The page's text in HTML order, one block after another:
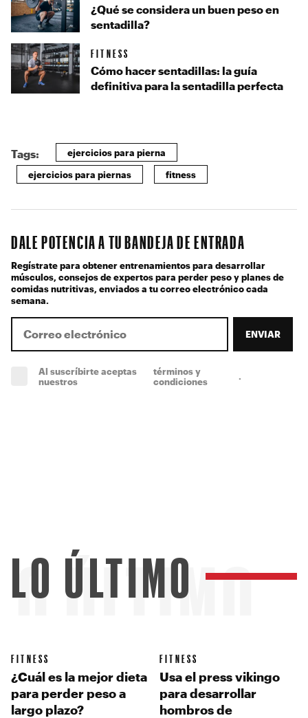
¿Qué se considera un buen peso en
sentadilla?
FITNESS
Cómo hacer sentadillas: la guía
definitiva para la sentadilla perfecta
Tags: ejercicios para pierna
ejercicios para piernas fitness
DALE POTENCIA A TU BANDEJA DE ENTRADA
Regístrate para obtener entrenamientos para desarrollar
músculos, consejos de expertos para perder peso y planes de
comidas nutritivas, enviados a tu correo electrónico cada
semana.
ENVIAR
Al suscríbirte aceptas
nuestros
términos y
condiciones
.
ÚLTIMO
LO ÚLTIMO
FITNESS
¿Cuál es la mejor dieta
para perder peso a
largo plazo?
FITNESS
Usa el press vikingo
para desarrollar
hombros de